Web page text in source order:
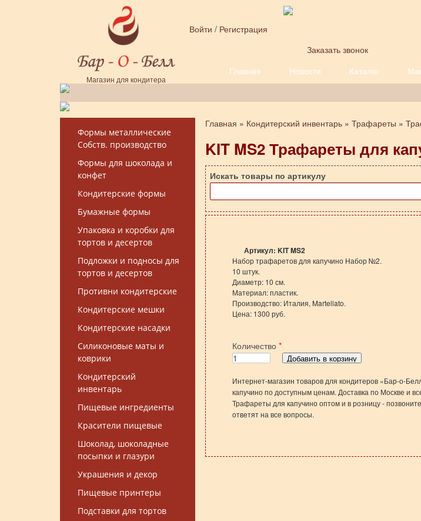
Перейти к основному содержанию
Магазин для кондитера
Войти / Регистрация
Заказать звонок
Главная Новости Каталог
Форма поиска
Формы металлические
Собств. производство
Формы для шоколада и
конфет
Кондитерские формы
Бумажные формы
Упаковка и коробки для
тортов и десертов
Подложки и подносы для
тортов и десертов
Противни кондитерские
Кондитерские мешки
Кондитерские насадки
Силиконовые маты и
коврики
Кондитерский
инвентарь
Пищевые ингредиенты
Красители пищевые
Шоколад, шоколадные
посыпки и глазури
Украшения и декор
Пищевые принтеры
Подставки для тортов
Вы здесь
Главная » Кондитерский инвентарь » Трафареты »
KIT MS2 Трафареты для
Искать товары по артикулу
Артикул: KIT MS2
Набор трафаретов для капучино Набор №2.
10 штук.
Диаметр: 10 см.
Материал: пластик.
Производство: Италия, Martellato.
Цена: 1300 руб.
Количество *
Интернет-магазин товаров для кондитеров «Бар-о-
капучино по доступным ценам. Доставка по Москве и
Трафареты для капучино оптом и в розницу -
ответят на все вопросы.